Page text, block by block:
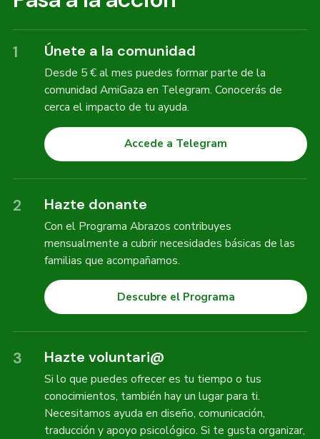
1 Únete a la comunidad
Desde 5 € al mes puedes formar parte de la
comunidad AmiGaza en Telegram. Conocerás de
cerca el impacto de tu ayuda.
Accede a Telegram
2 Hazte donante
Con el Programa Abrazos contribuyes
mensualmente a cubrir necesidades básicas de las
familias que acompañamos.
Descubre el Programa
3 Hazte voluntari@
Si lo que puedes ofrecer es tu tiempo o tus
conocimientos, también hay un lugar para ti.
Necesitamos ayuda en diseño, comunicación,
traducción y apoyo psicológico. Si te gusta organizar,